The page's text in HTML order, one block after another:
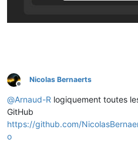
Offline
Nicolas Bernaerts
@Arnaud-R logiquement toutes
GitHub
https://github.com/
o